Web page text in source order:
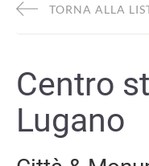
TORNA ALLA
Centro
Lugano